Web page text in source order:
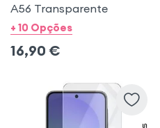
Samsung Galaxy S25
Samsung Galaxy A36
A56 Transparente
+ 10 Opções
16,90 €